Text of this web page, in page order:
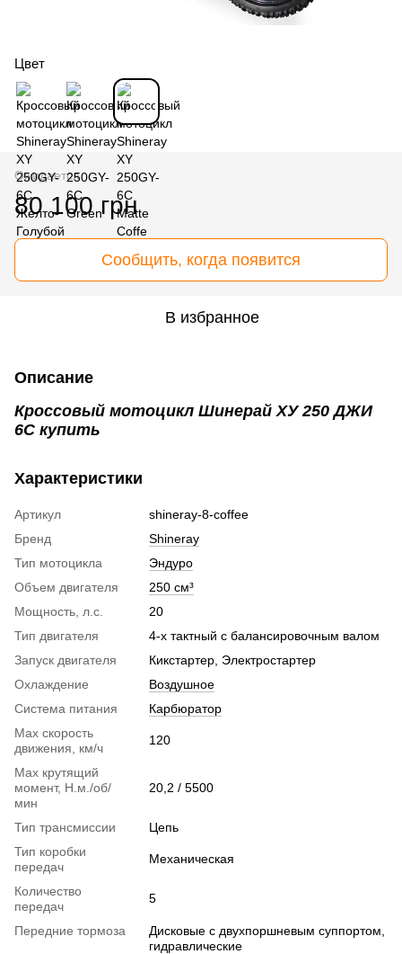
Цвет
Ожидается
80 100 грн
Сообщить, когда появится
В избранное
Описание
Кроссовый мотоцикл Шинерай ХУ 250 ДЖИ
6С купить
Характеристики
Артикул
shineray-8-coffee
Бренд
Shineray
Тип мотоцикла
Эндуро
Объем двигателя
250 см³
Мощность, л.с.
20
Тип двигателя
4-х тактный с балансировочным валом
Запуск двигателя
Кикстартер, Электростартер
Охлаждение
Воздушное
Система питания
Карбюратор
Max скорость
движения, км/ч
120
Max крутящий
момент, Н.м./об/
мин
20,2 / 5500
Тип трансмиссии
Цепь
Тип коробки
передач
Механическая
Количество
передач
5
Передние тормоза
Дисковые с двухпоршневым суппортом,
гидравлические